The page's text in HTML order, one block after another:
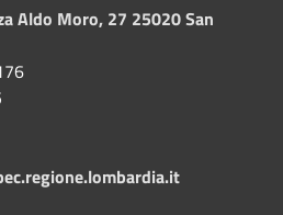
Aldo Moro, 27 25020 San